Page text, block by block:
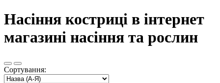
Насіння костриці в інтернет
магазині насіння та рослин
Сортування: